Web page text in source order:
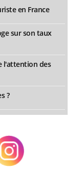
en France
sur son taux
l'attention des
?